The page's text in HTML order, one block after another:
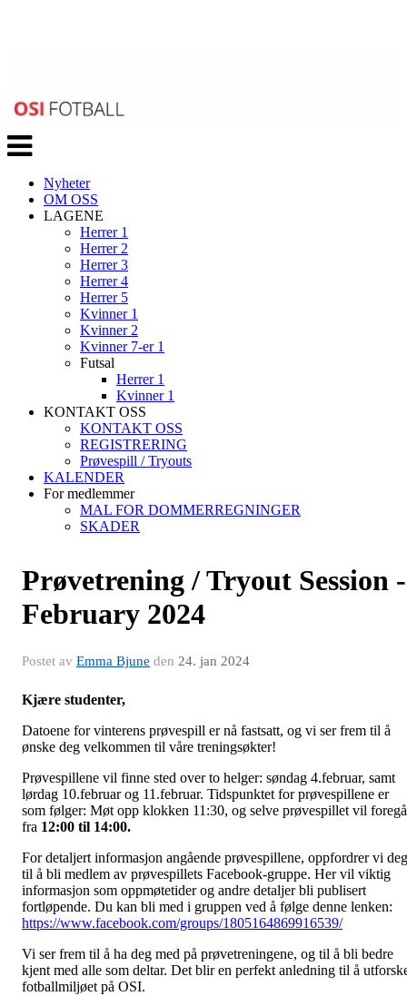
Veksle
navigasjon
Nyheter
OM OSS
LAGENE
Herrer 1
Herrer 2
Herrer 3
Herrer 4
Herrer 5
Kvinner 1
Kvinner 2
Kvinner 7-er 1
Futsal
Herrer 1
Kvinner 1
KONTAKT OSS
KONTAKT OSS
REGISTRERING
Prøvespill / Tryouts
KALENDER
For medlemmer
MAL FOR DOMMERREGNINGER
SKADER
Prøvetrening / Tryout Session -
February 2024
Postet av Emma Bjune den 24. jan 2024
Kjære studenter,
Datoene for vinterens prøvespill er nå fastsatt, og vi ser frem til å
ønske deg velkommen til våre treningsøkter!
Prøvespillene vil finne sted over to helger: søndag 4.februar, samt
lørdag 10.februar og 11.februar. Tidspunktet for prøvespillene er
som følger: Møt opp klokken 11:30, og selve prøvespillet vil foregå
fra 12:00 til 14:00.
For detaljert informasjon angående prøvespillene, oppfordrer vi deg
til å bli medlem av prøvespillets Facebook-gruppe. Her vil viktig
informasjon som oppmøtetider og andre detaljer bli publisert
fortløpende. Du kan bli med i gruppen ved å følge denne lenken:
https://www.facebook.com/groups/1805164869916539/
Vi ser frem til å ha deg med på prøvetreningene, og til å bli bedre
kjent med alle som deltar. Det blir en perfekt anledning til å
fotballmiljøet på OSI.